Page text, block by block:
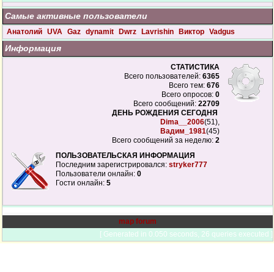
Самые активные пользователи
Анатолий UVA Gaz dynamit Dwrz Lavrishin Виктор Vadgus
Информация
СТАТИСТИКА
Всего пользователей: 6365
Всего тем: 676
Всего опросов: 0
Всего сообщений: 22709
ДЕНЬ РОЖДЕНИЯ СЕГОДНЯ
Dima__2006(51),
Вадим_1981(45)
Всего сообщений за неделю: 2
ПОЛЬЗОВАТЕЛЬСКАЯ ИНФОРМАЦИЯ
Последним зарегистрировался: stryker777
Пользователи онлайн: 0
Гости онлайн: 5
map forum
[ Generated in 0.050 seconds, 26 queries executed ]